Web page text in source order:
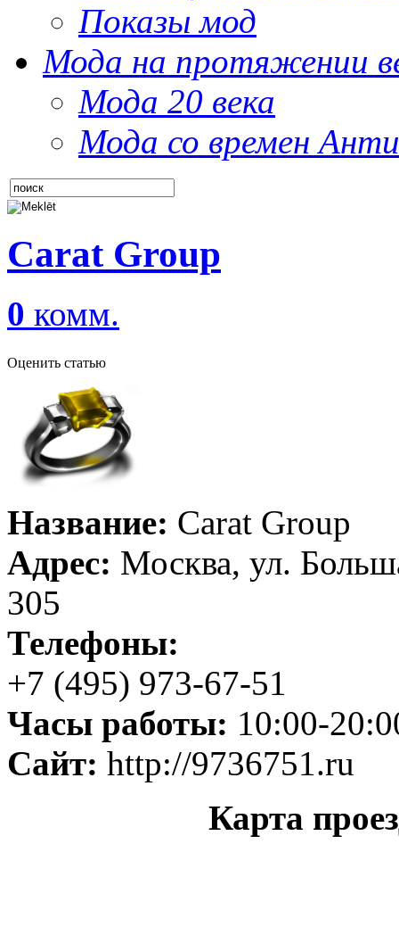
Показы мод
Мода на протяжении
Мода 20 века
Мода со времен
Carat Group
0 комм.
Оценить статью
Название: Carat Group
Адрес: Москва, ул.
305
Телефоны:
+7 (495) 973-67-51
Часы работы: 10:00-
Сайт: http://9736751.ru
Карта